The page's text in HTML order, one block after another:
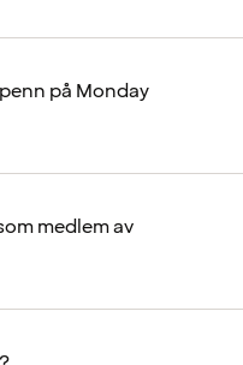
på Monday
medlem av